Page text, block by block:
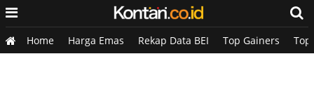
Home Harga Emas Rekap Data BEI Top Gainers Top